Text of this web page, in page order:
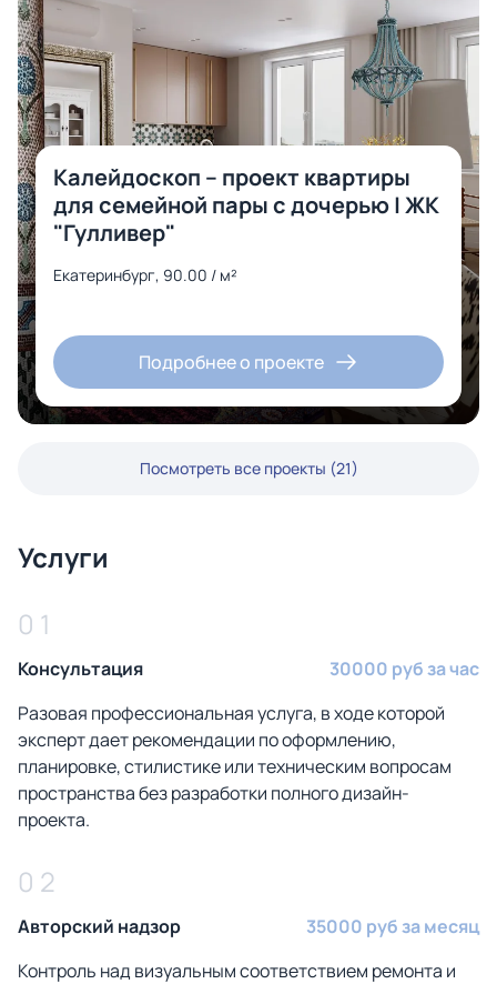
Калейдоскоп – проект квартиры
для семейной пары с дочерью | ЖК
"Гулливер"
Екатеринбург, 90.00 / м²
Подробнее о проекте
Посмотреть все проекты (21)
Услуги
0 1
Консультация
30000 руб за час
Разовая профессиональная услуга, в ходе которой
эксперт дает рекомендации по оформлению,
планировке, стилистике или техническим вопросам
пространства без разработки полного дизайн-
проекта.
0 2
Авторский надзор
35000 руб за месяц
Контроль над визуальным соответствием ремонта и